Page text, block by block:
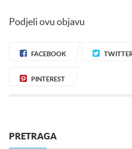
Podjeli ovu objavu
FACEBOOK
PINTEREST
PRETRAGA